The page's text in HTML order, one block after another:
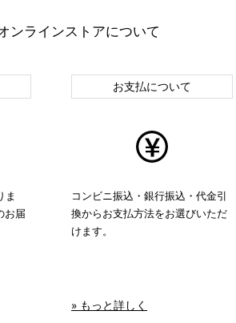
ンラインストアについて
ま
お届
お支払について
コンビニ振込・銀行振込・代金引
換からお支払方法をお選びいただ
けます。
» もっと詳しく